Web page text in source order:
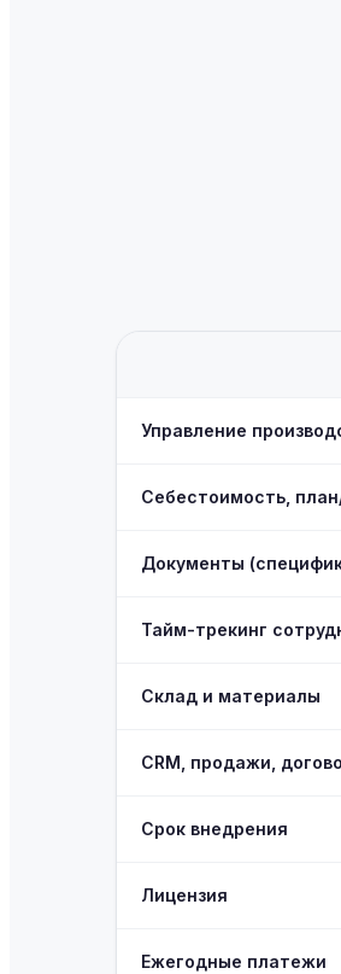
Управление
Себестоимость,
Документы
Тайм-трекинг
Склад и материалы
CRM, продажи,
Срок внедрения
Лицензия
Ежегодные платежи